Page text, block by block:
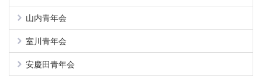
山内青年会
室川青年会
安慶田青年会